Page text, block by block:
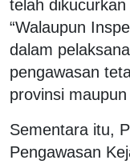
telah
“Walaupun
dalam
pengawasan
provinsi
Sementara itu,
Pengawasan